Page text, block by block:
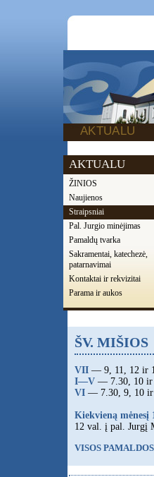
AKTUALU
AKTUALU
ŽINIOS
Naujienos
Straipsniai
Pal. Jurgio minėjimas
Pamaldų tvarka
Sakramentai, katechezė,
patarnavimai
Kontaktai ir rekvizitai
Parama ir aukos
ŠV. MIŠIOS
VII — 9, 11, 12 ir
I—V — 7.30, 10 ir
VI — 7.30, 9, 10 ir
Kiekvieną mėnesį
12 val. į pal. Jurgį
VISOS